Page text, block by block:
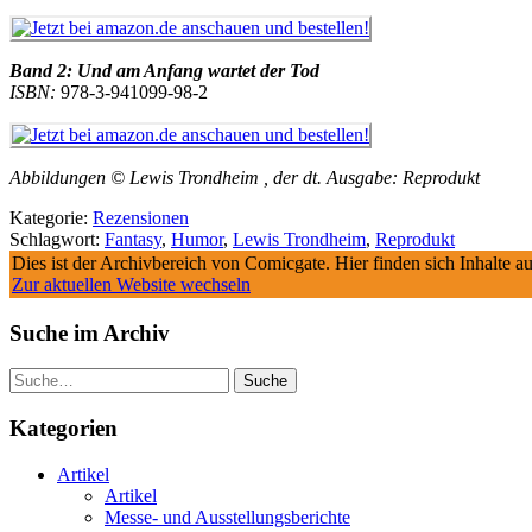
Band 2: Und am Anfang wartet der Tod
ISBN: 978-3-941099-98-2
Abbildungen © Lewis Trondheim , der dt. Ausgabe: Reprodukt
Kategorie: Rezensionen
Schlagwort: Fantasy, Humor, Lewis Trondheim, Reprodukt
Dies ist der Archivbereich von Comicgate. Hier finden sich Inhalte
Zur aktuellen Website wechseln
Suche im Archiv
Suche
Kategorien
Artikel
Artikel
Messe- und Ausstellungsberichte